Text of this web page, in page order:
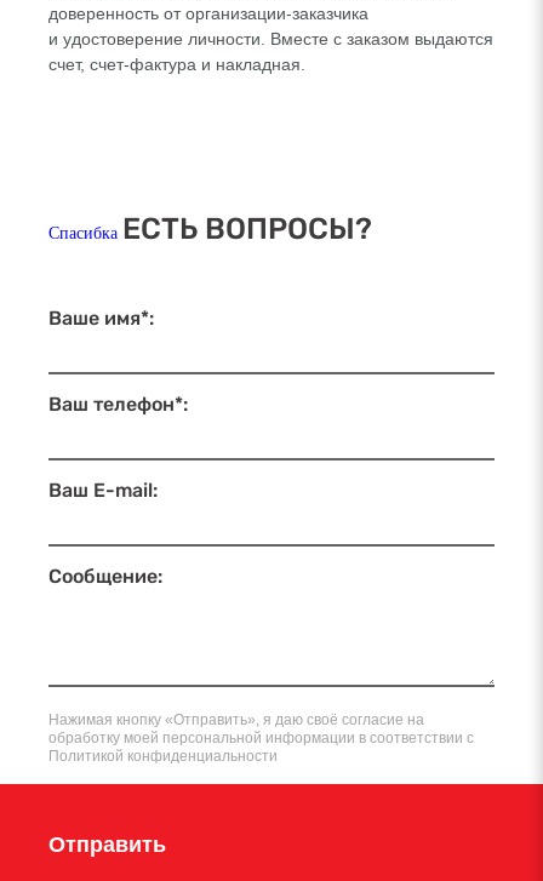
доверенность оторганизации-заказчика
и удостоверение личности. Вместе с заказом выдаются
счет, счет-фактура и накладная.
Спасибка ЕСТЬ ВОПРОСЫ?
Ваше имя*:
Ваш телефон*:
Ваш E-mail:
Сообщение:
Нажимая кнопку «Отправить», я даю своё согласие на
обработку моей персональной информации в соответствии с
Политикой конфиденциальности
Отправить